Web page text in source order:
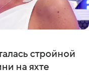
стройной
на яхте